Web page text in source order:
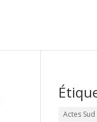
Actes Sud